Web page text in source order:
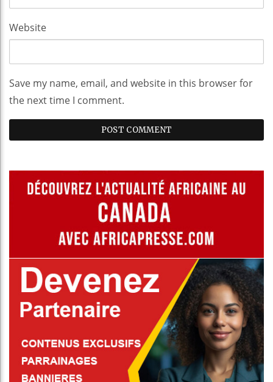
Website
Save my name, email, and website in this browser for
the next time I comment.